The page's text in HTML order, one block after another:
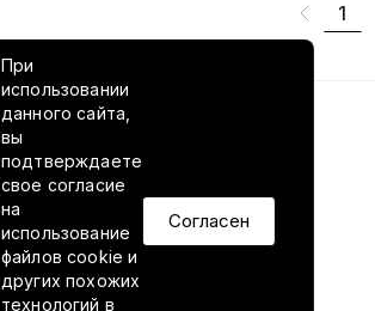
1
При
использовании
данного сайта,
вы
подтверждаете
свое согласие
на
использование
файлов cookie и
других похожих
технологий в
Согласен
VILED в соцсетях